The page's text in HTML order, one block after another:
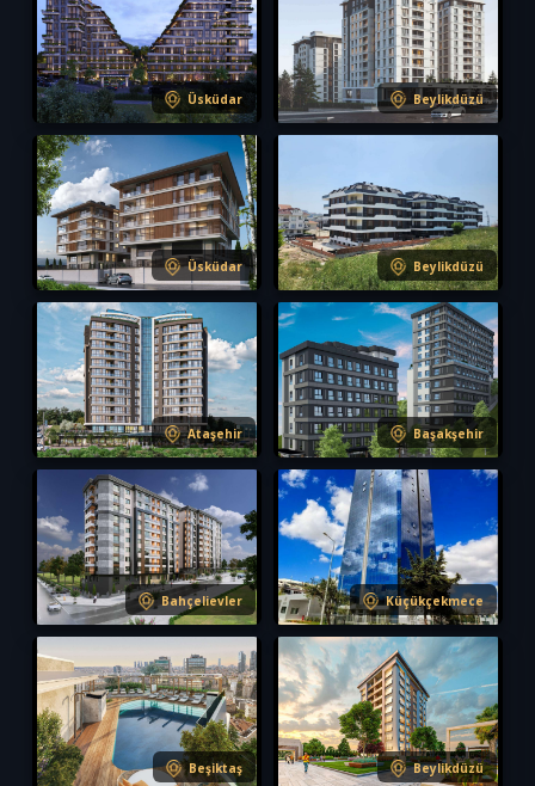
Üsküdar Beylikdüzü
Üsküdar Beylikdüzü
S-503
Ataşehir
S-498
Başakşehir
S-497
Bahçelievler
S-496
Küçükçekmece
S-495
Beşiktaş
S-494
Beylikdüzü